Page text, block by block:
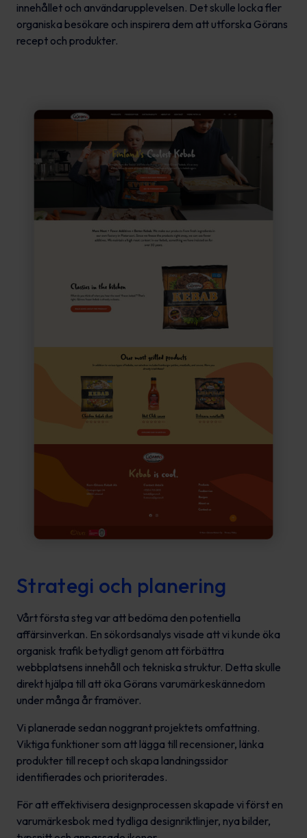
innehållet och användarupplevelsen. Det skulle locka fler
organiska besökare och inspirera dem att utforska Görans
recept och produkter.
Strategi och planering
Vårt första steg var att bedöma den potentiella
affärsinverkan. En sökordsanalys visade att vi kunde öka
organisk trafik betydligt genom att förbättra
webbplatsens innehåll och tekniska struktur. Detta skulle
direkt hjälpa till att öka Görans varumärkeskännedom
under många år framöver.
Vi planerade sedan noggrant projektets omfattning.
Viktiga funktioner som att lägga till recensioner, länka
produkter till recept och skapa landningssidor
identifierades och prioriterades.
För att effektivisera designprocessen skapade vi först en
varumärkesbok med tydliga designriktlinjer, nya bilder,